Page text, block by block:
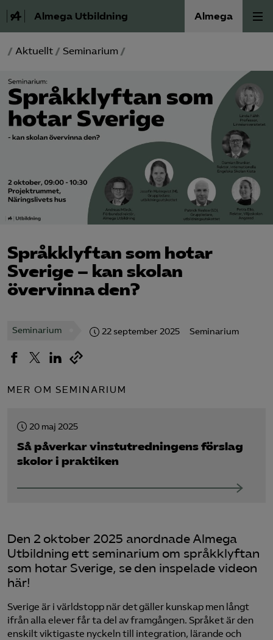
Almega Utbildning Almega
Press
Våra frågor
Skoljuridik
Medlem
Om Almega Utbildning
Bli medlem
Logga in på Arbetsgivarguiden
Sök på almegautbildning.se
/ Aktuellt / Seminarium /
Språkklyftan som hotar
Sverige – kan skolan
övervinna den?
Seminarium 22 september 2025 Seminarium
MER OM SEMINARIUM
20 maj 2025
Så påverkar vinstutredningens förslag
skolor i praktiken
Den 2 oktober 2025 anordnade Almega
Utbildning ett seminarium om språkklyftan
som hotar Sverige, se den inspelade videon
här!
Sverige är i världstopp när det gäller kunskap men långt
ifrån alla elever får ta del av framgången. Språket är den
enskilt viktigaste nyckeln till integration, lärande och